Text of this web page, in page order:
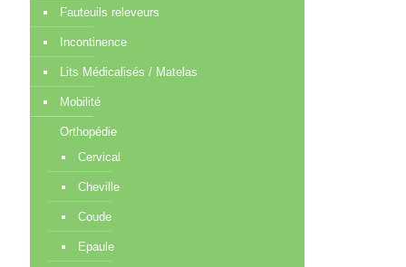
Fauteuils releveurs
Incontinence
Lits Médicalisés / Matelas
Mobilité
Orthopédie
Cervical
Cheville
Coude
Epaule